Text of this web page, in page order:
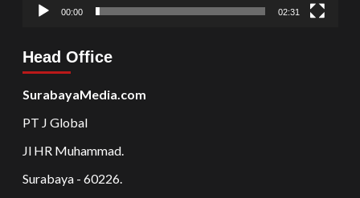
00:00 02:31
Head Office
SurabayaMedia.com
PT J Global
Jl HR Muhammad.
Surabaya - 60226.